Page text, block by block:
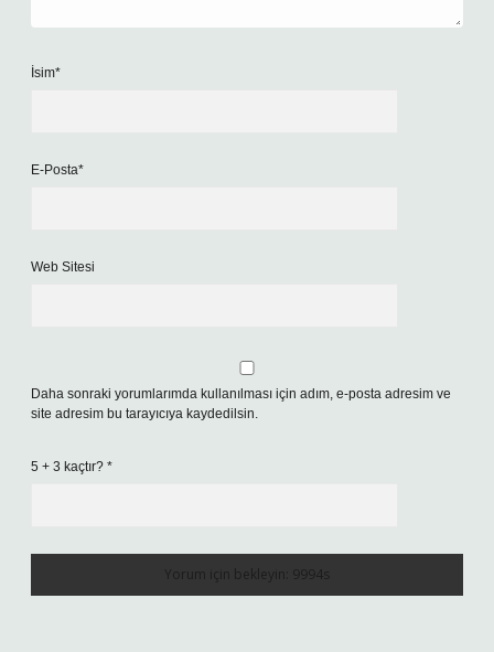
İsim*
E-Posta*
Web Sitesi
Daha sonraki yorumlarımda kullanılması için adım, e-posta adresim ve
site adresim bu tarayıcıya kaydedilsin.
5 + 3 kaçtır? *